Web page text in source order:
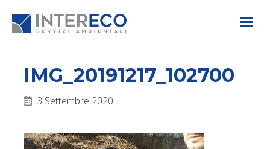
IMG_20191217_102700
3 Settembre 2020